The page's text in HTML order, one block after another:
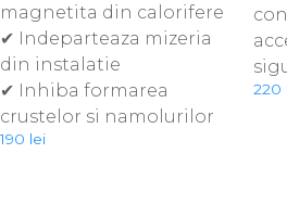
magnetita din calorifere
✔ Indeparteaza mizeria
din instalatie
✔ Inhiba formarea
crustelor si namolurilor
190 lei
220